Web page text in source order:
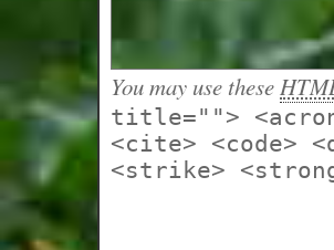
You may use these
title="">
<cite> <code>
<strike>